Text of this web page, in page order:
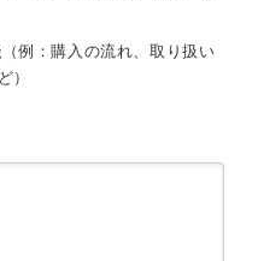
（例：購入の流れ、取り扱い
）